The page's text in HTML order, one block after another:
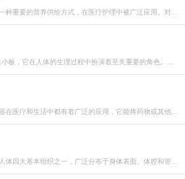
种重要的营养供给方式，在医疗护理中被广泛应用。对...
板，它在人体的生理过程中扮演着至关重要的角色。血
在医疗和生活中都有着广泛的应用，它能将药物或其他...
体四大基本组织之一，广泛分布于身体表面、体腔和管...